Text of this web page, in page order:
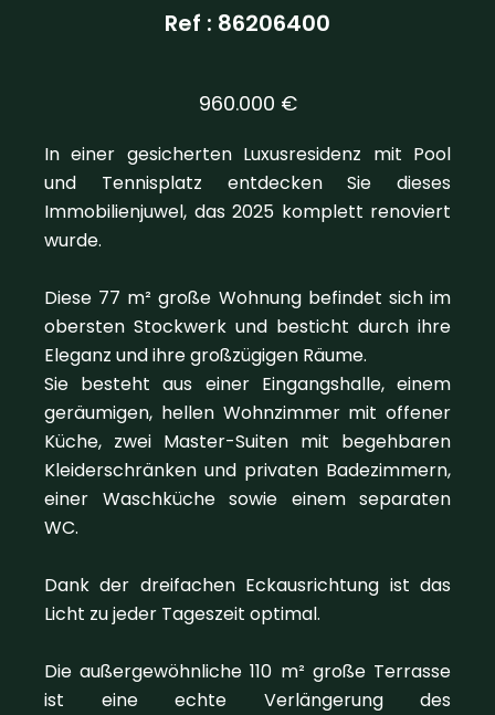
Ref : 86206400
960.000 €
In einer gesicherten Luxusresidenz mit Pool
und Tennisplatz entdecken Sie dieses
Immobilienjuwel, das 2025 komplett renoviert
wurde.
Diese 77 m² große Wohnung befindet sich im
obersten Stockwerk und besticht durch ihre
Eleganz und ihre großzügigen Räume.
Sie besteht aus einer Eingangshalle, einem
geräumigen, hellen Wohnzimmer mit offener
Küche, zwei Master-Suiten mit begehbaren
Kleiderschränken und privaten Badezimmern,
einer Waschküche sowie einem separaten
WC.
Dank der dreifachen Eckausrichtung ist das
Licht zu jeder Tageszeit optimal.
Die außergewöhnliche 110 m² große Terrasse
ist eine echte Verlängerung des